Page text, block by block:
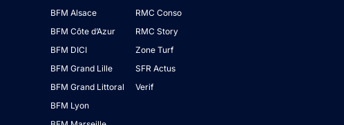
BFM Alsace
BFM Côte d’Azur
BFM DICI
BFM Grand Lille
BFM Grand Littoral
BFM Lyon
RMC Conso
RMC Story
Zone Turf
SFR Actus
Verif